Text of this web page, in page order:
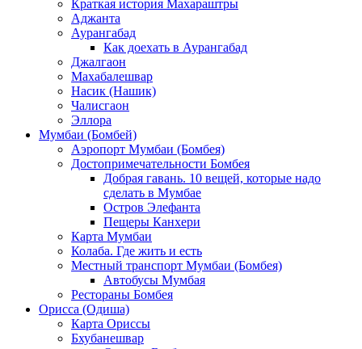
Краткая история Махараштры
Аджанта
Аурангабад
Как доехать в Аурангабад
Джалгаон
Махабалешвар
Насик (Нашик)
Чалисгаон
Эллора
Мумбаи (Бомбей)
Аэропорт Мумбаи (Бомбея)
Достопримечательности Бомбея
Добрая гавань. 10 вещей, которые надо
сделать в Мумбае
Остров Элефанта
Пещеры Канхери
Карта Мумбаи
Колаба. Где жить и есть
Местный транспорт Мумбаи (Бомбея)
Автобусы Мумбая
Рестораны Бомбея
Орисса (Одиша)
Карта Ориссы
Бхубанешвар